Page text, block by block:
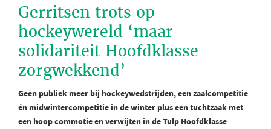
Gerritsen trots op
hockeywereld ‘maar
solidariteit Hoofdklasse
zorgwekkend’
Geen publiek meer bij hockeywedstrijden, een zaalcompetitie
én midwintercompetitie in de winter plus een tuchtzaak met
een hoop commotie en verwijten in de Tulp Hoofdklasse